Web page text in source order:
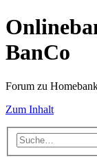
BanCo
Forum zu
Zum Inhalt